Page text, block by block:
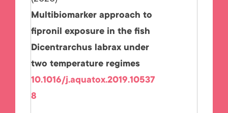
Multibiomarker approach to
fipronil exposure in the fish
Dicentrarchus labrax under
two temperature regimes
10.1016/j.aquatox.2019.10537
8